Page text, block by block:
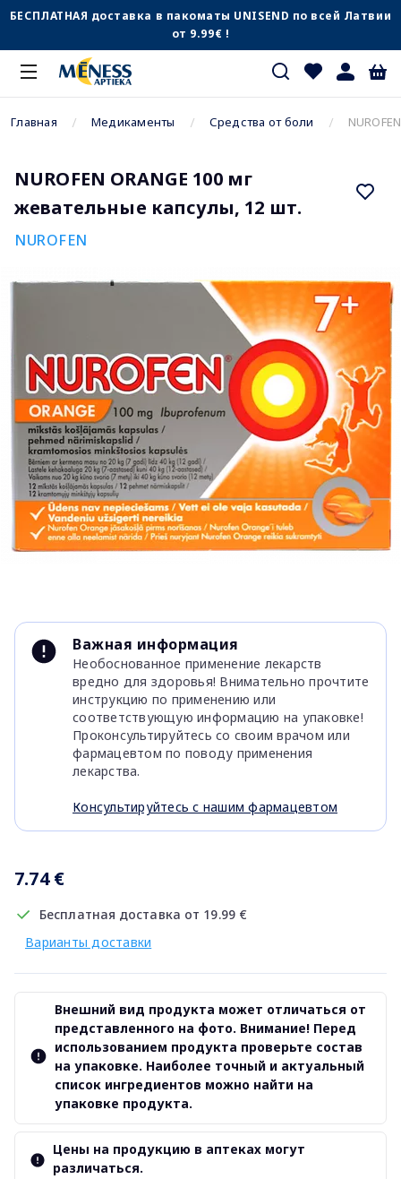
БЕСПЛАТНАЯ доставка в пакоматы UNISEND по всей Латвии
от 9.99€ !
Главная Медикаменты Средства от боли
NUROFEN ORANGE 100 мг
жевательные капсулы, 12 шт.
NUROFEN
Важная информация
Необоснованное применение лекарств
вредно для здоровья! Внимательно прочтите
инструкцию по применению или
соответствующую информацию на упаковке!
Проконсультируйтесь со своим врачом или
фармацевтом по поводу применения
лекарства.
Консультируйтесь с нашим фармацевтом
7.74 €
Бесплатная доставка от 19.99 €
Варианты доставки
Внешний вид продукта может отличаться от
представленного на фото. Внимание! Перед
использованием продукта проверьте состав
на упаковке. Наиболее точный и актуальный
список ингредиентов можно найти на
упаковке продукта.
Цены на продукцию в аптеках могут
различаться.